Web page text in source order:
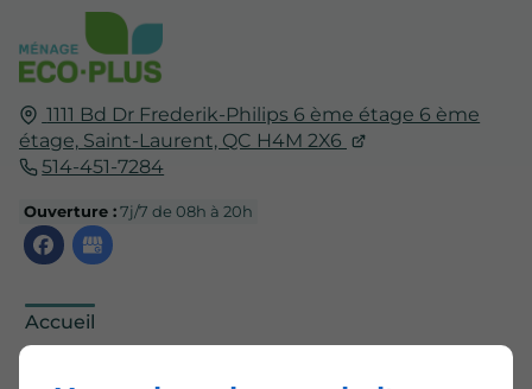
1111 Bd Dr Frederik-Philips 6 ème étage 6 ème
étage, Saint-Laurent, QC H4M 2X6
514-451-7284
Ouverture :7j/7 de 08h à 20h
Accueil